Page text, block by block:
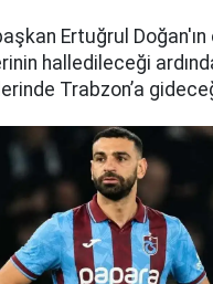
Ertuğrul
halledileceği
Trabzon’a